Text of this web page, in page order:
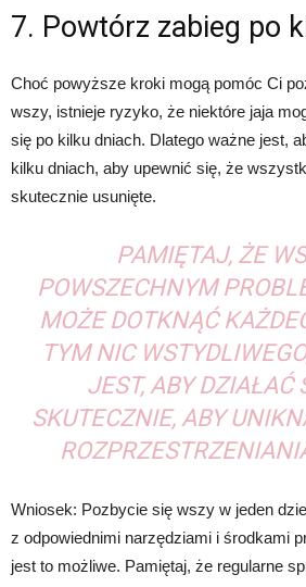
7. Powtórz zabieg po
Choć powyższe kroki mogą pomóc Ci
wszy, istnieje ryzyko, że niektóre jaja
się po kilku dniach. Dlatego ważne jest,
kilku dniach, aby upewnić się, że
skutecznie usunięte.
PAMIĘTAJ, ŻE
POWSZECHNYM
MOŻE DOTKNĄĆ
TYM NIC
JEST, ABY DZIAŁAĆ
SKUTECZNIE, ABY
Wniosek: Pozbycie się wszy w jeden
z odpowiednimi narzędziami i środkami
jest to możliwe. Pamiętaj, że regularne